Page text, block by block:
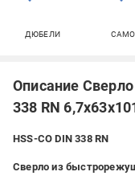
ДЮБЕЛИ
Описание
338 RN
HSS-CO DIN 338 RN
Сверло из